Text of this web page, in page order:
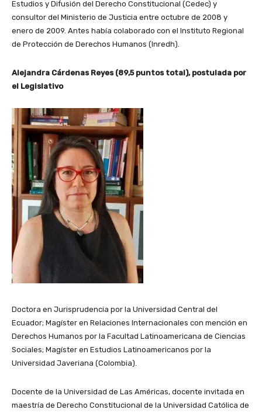
Estudios y Difusión del Derecho Constitucional (Cedec) y
consultor del Ministerio de Justicia entre octubre de 2008 y
enero de 2009. Antes había colaborado con el Instituto Regional
de Protección de Derechos Humanos (Inredh).
Alejandra Cárdenas Reyes (89,5 puntos total), postulada por
el Legislativo
Doctora en Jurisprudencia por la Universidad Central del
Ecuador; Magíster en Relaciones Internacionales con mención en
Derechos Humanos por la Facultad Latinoamericana de Ciencias
Sociales; Magíster en Estudios Latinoamericanos por la
Universidad Javeriana (Colombia).
Docente de la Universidad de Las Américas, docente invitada en
maestría de Derecho Constitucional de la Universidad Católica de